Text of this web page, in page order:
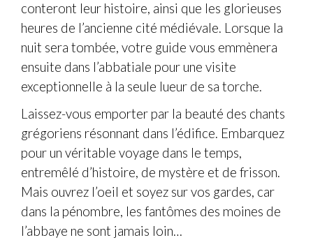
conteront leur histoire, ainsi que les glorieuses
heures de l’ancienne cité médiévale. Lorsque la
nuit sera tombée, votre guide vous emmènera
ensuite dans l’abbatiale pour une visite
exceptionnelle à la seule lueur de sa torche.
Laissez-vous emporter par la beauté des chants
grégoriens résonnant dans l’édifice. Embarquez
pour un véritable voyage dans le temps,
entremêlé d’histoire, de mystère et de frisson.
Mais ouvrez l’oeil et soyez sur vos gardes, car
dans la pénombre, les fantômes des moines de
l’abbaye ne sont jamais loin…